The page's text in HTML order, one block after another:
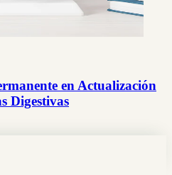
en Actualización
Digestivas